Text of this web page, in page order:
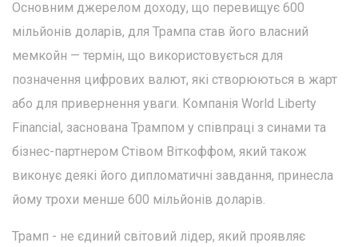
Основним джерелом доходу, що перевищує 600
мільйонів доларів, для Трампа став його власний
мемкойн — термін, що використовується для
позначення цифрових валют, які створюються в жарт
або для привернення уваги. Компанія World Liberty
Financial, заснована Трампом у співпраці з синами та
бізнес-партнером Стівом Віткоффом, який також
виконує деякі його дипломатичні завдання, принесла
йому трохи менше 600 мільйонів доларів.
Трамп - не єдиний світовий лідер, який проявляє